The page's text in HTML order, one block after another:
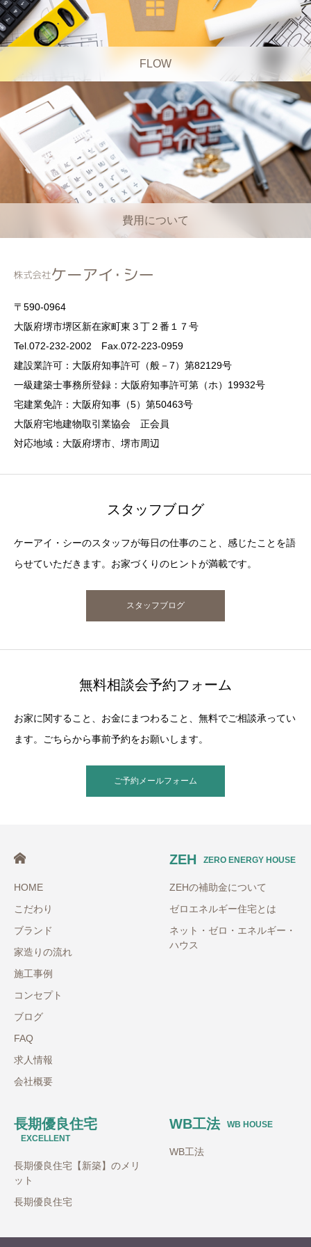
FLOW
費用について
〒590-0964
大阪府堺市堺区新在家町東３丁２番１７号
Tel.072-232-2002 Fax.072-223-0959
建設業許可：大阪府知事許可（般－7）第82129号
一級建築士事務所登録：大阪府知事許可第（ホ）19932号
宅建業免許：大阪府知事（5）第50463号
大阪府宅地建物取引業協会 正会員
対応地域：大阪府堺市、堺市周辺
スタッフブログ
ケーアイ・シーのスタッフが毎日の仕事のこと、感じたことを語
らせていただきます。お家づくりのヒントが満載です。
スタッフブログ
無料相談会予約フォーム
お家に関すること、お金にまつわること、無料でご相談承ってい
ます。ごちらから事前予約をお願いします。
ご予約メールフォーム
HOME
こだわり
ブランド
家造りの流れ
施工事例
コンセプト
ブログ
FAQ
求人情報
会社概要
ZEH ZERO ENERGY HOUSE
ZEHの補助金について
ゼロエネルギー住宅とは
ネット・ゼロ・エネルギー・
ハウス
長期優良住宅
EXCELLENT
長期優良住宅【新築】のメリ
ット
長期優良住宅
WB工法 WB HOUSE
WB工法